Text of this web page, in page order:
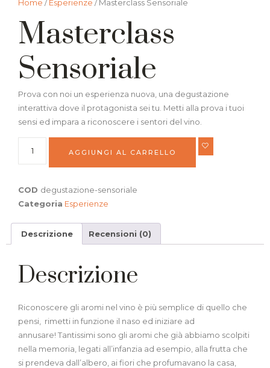
Home / Esperienze / Masterclass Sensoriale
Masterclass
Sensoriale
Prova con noi un esperienza nuova, una degustazione
interattiva dove il protagonista sei tu. Metti alla prova i tuoi
sensi ed impara a riconoscere i sentori del vino.
AGGIUNGI AL CARRELLO
COD degustazione-sensoriale
Categoria Esperienze
Descrizione Recensioni (0)
Descrizione
Riconoscere gli aromi nel vino è più semplice di quello che
pensi, rimetti in funzione il naso ed iniziare ad
annusare! Tantissimi sono gli aromi che già abbiamo scolpiti
nella memoria, legati all’infanzia ad esempio, alla frutta che
si prendeva dall’albero, ai fiori che profumavano la casa,